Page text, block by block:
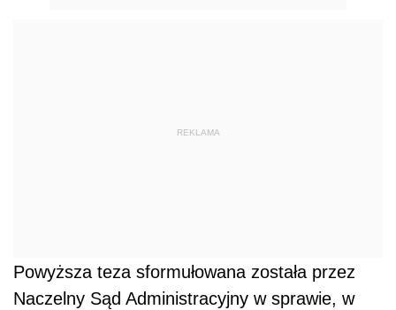
REKLAMA
Powyższa teza sformułowana została przez
Naczelny Sąd Administracyjny w sprawie, w